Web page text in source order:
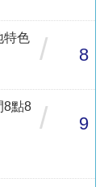
特色
/ 8
8點8
/ 9